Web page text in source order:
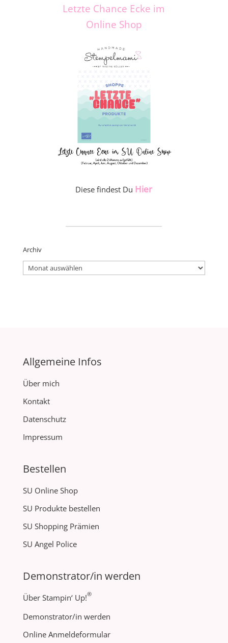
Letzte Chance Ecke im
Online Shop
Diese findest Du Hier
Archiv
Archiv
Allgemeine Infos
Über mich
Kontakt
Datenschutz
Impressum
Bestellen
SU Online Shop
SU Produkte bestellen
SU Shopping Prämien
SU Angel Police
Demonstrator/in werden
Über Stampin‘ Up!®
Demonstrator/in werden
Online Anmeldeformular